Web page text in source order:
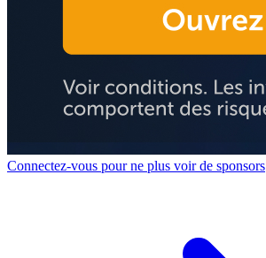
Connectez-vous pour ne plus voir de sponsors